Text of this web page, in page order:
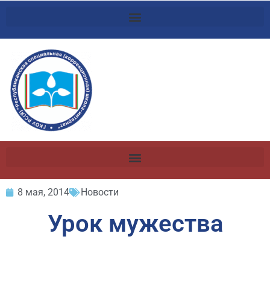
8 мая, 2014 Новости
Урок мужества